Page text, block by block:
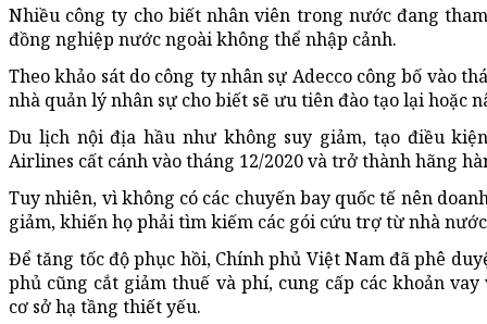
Nhiều công ty cho biết nhân viên trong nước đang
đồng nghiệp nước ngoài không thể nhập cảnh.
Theo khảo sát do công ty nhân sự Adecco công bố vào
nhà quản lý nhân sự cho biết sẽ ưu tiên đào tạo lại hoặc
Du lịch nội địa hầu như không suy giảm, tạo điều
Airlines cất cánh vào tháng 12/2020 và trở thành hãng
Tuy nhiên, vì không có các chuyến bay quốc tế nên
giảm, khiến họ phải tìm kiếm các gói cứu trợ từ nhà
Để tăng tốc độ phục hồi, Chính phủ Việt Nam đã phê
phủ cũng cắt giảm thuế và phí, cung cấp các khoản
cơ sở hạ tầng thiết yếu.